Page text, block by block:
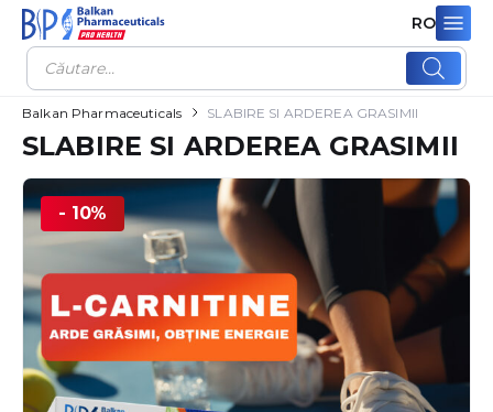
RO
Products
search
Balkan Pharmaceuticals SLABIRE SI ARDEREA GRASIMII
SLABIRE SI ARDEREA GRASIMII
- 10%